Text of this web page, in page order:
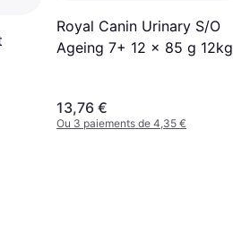
Royal Canin Urinary S/O
Ageing 7+ 12 x 85 g 12kg
13,76 €
Ou 3 paiements de 4,35 €